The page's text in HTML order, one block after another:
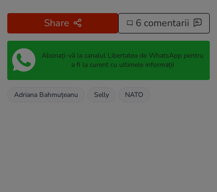
Share 6 comentarii
Abonați-vă la canalul Libertatea de WhatsApp pentru
a fi la curent cu ultimele informații
Adriana Bahmuțeanu Selly NATO